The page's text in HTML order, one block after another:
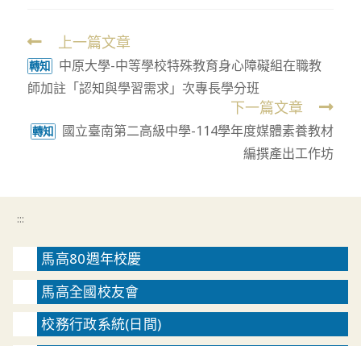
Read
more
articles
上一篇文章
轉知
中原大學-中等學校特殊教育身心障礙組在職教
師加註「認知與學習需求」次專長學分班
下一篇文章
轉知
國立臺南第二高級中學-114學年度媒體素養教材
編撰產出工作坊
:::
馬高80週年校慶
馬高全國校友會
校務行政系統(日間)